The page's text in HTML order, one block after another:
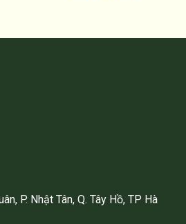
P. Nhật Tân, Q. Tây Hồ, TP Hà